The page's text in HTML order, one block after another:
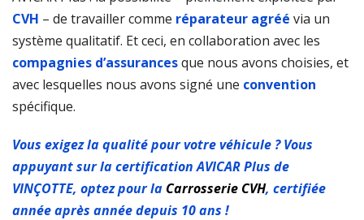
CVH – de travailler comme réparateur agréé via un
système qualitatif. Et ceci, en collaboration avec les
compagnies d’assurancesque nous avons choisies, et
avec lesquelles nous avons signé une convention
spécifique.
Vous exigez la qualité pour votre véhicule ? Vous
appuyant sur la certification AVICAR Plus de
VINÇOTTE, optez pour la Carrosserie CVH, certifiée
année après année depuis 10 ans !